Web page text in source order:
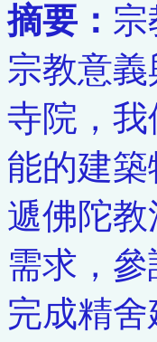
摘要：
宗教意
寺院，
能的建
遞佛陀
需求，
完成精